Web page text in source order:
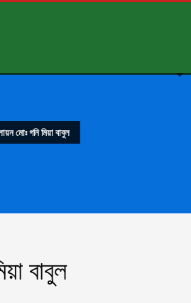
মোঃ গনি মিয়া বাবুল
বাবুল